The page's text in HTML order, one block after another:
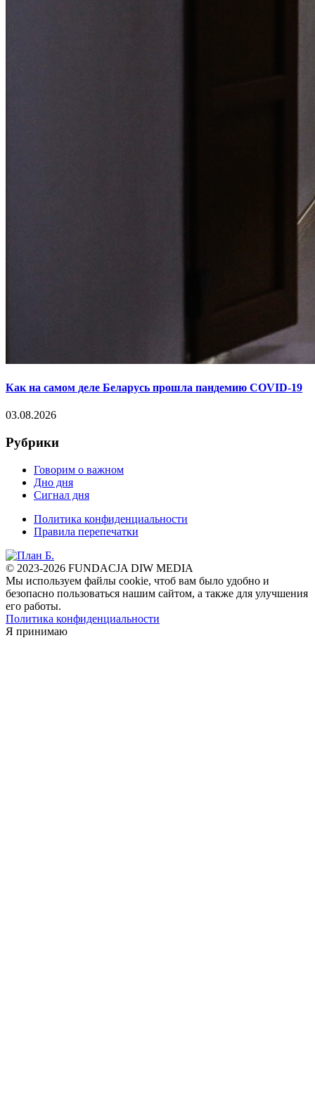
Как на самом деле Беларусь прошла пандемию COVID-19
03.08.2026
Рубрики
Говорим о важном
Дно дня
Сигнал дня
Политика конфиденциальности
Правила перепечатки
© 2023-2026 FUNDACJA DIW MEDIA
Мы используем файлы cookie, чтоб вам было удобно и
безопасно пользоваться нашим сайтом, а также для улучшения
его работы.
Политика конфиденциальности
Я принимаю